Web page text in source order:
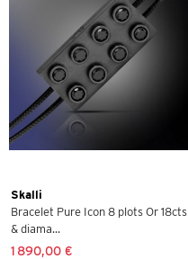
Skalli
Bracelet Pure Icon 8 plots Or 18cts
& diama...
1 890,00 €